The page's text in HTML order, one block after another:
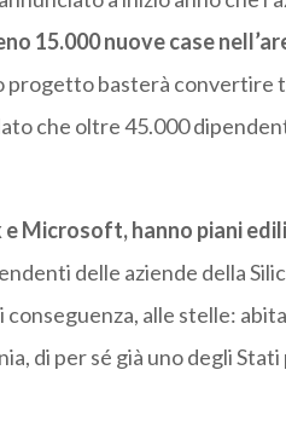
15.000 nuove case
progetto basterà convertire
che oltre 45.000
Microsoft, hanno piani
delle aziende della
alle stelle:
di per sé già uno degli